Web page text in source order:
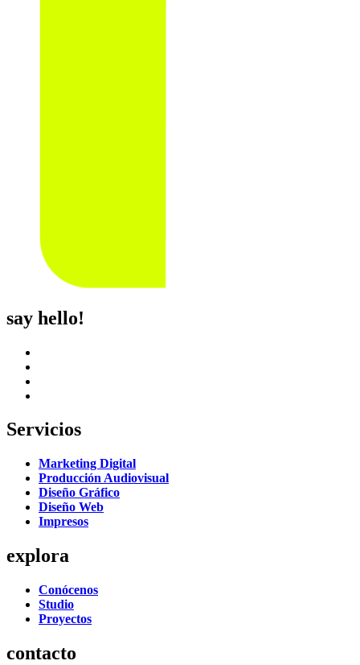
say hello!
Servicios
Marketing Digital
Producción Audiovisual
Diseño Gráfico
Diseño Web
Impresos
explora
Conócenos
Studio
Proyectos
contacto